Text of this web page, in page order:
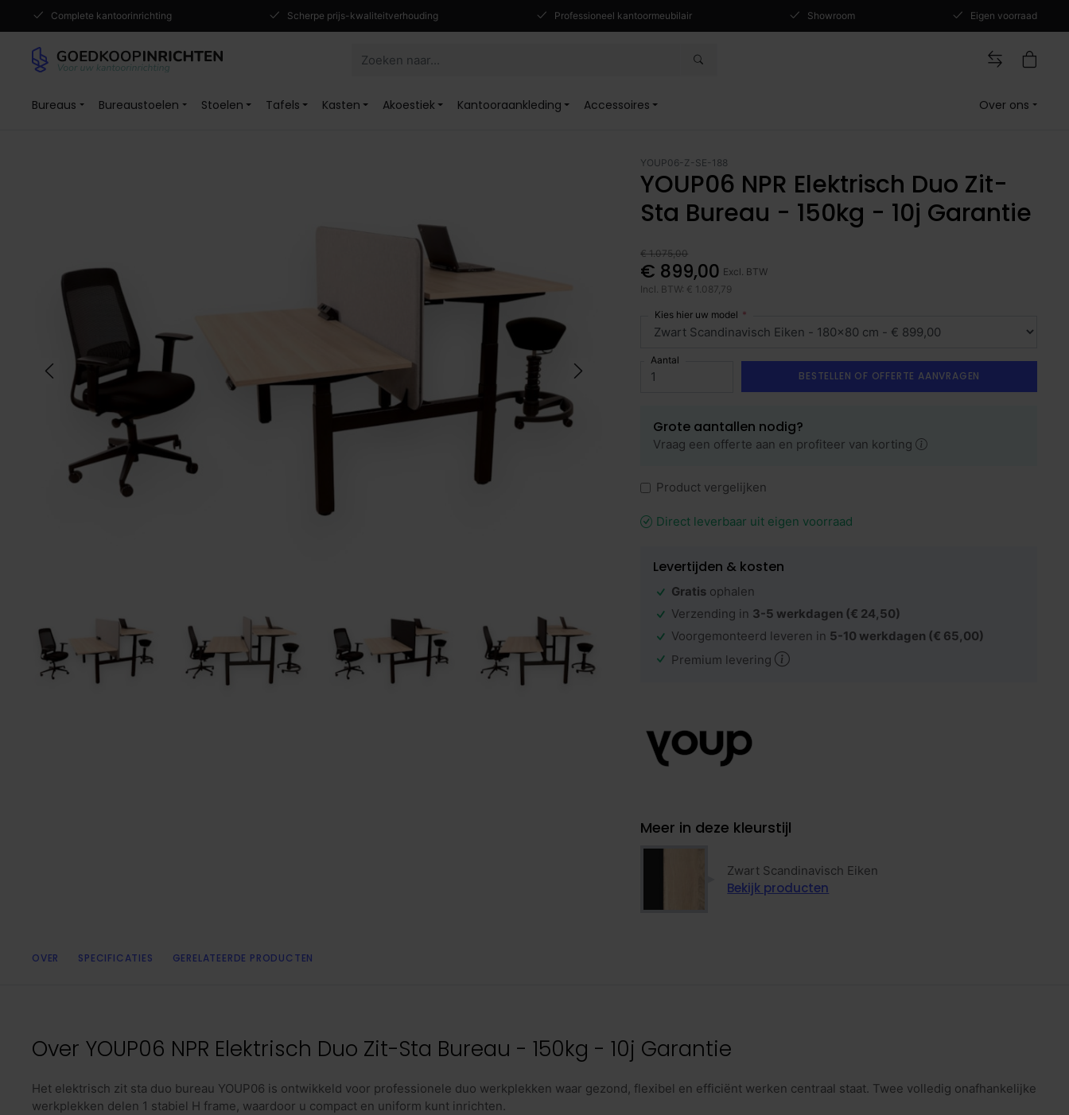
Complete kantoorinrichting Scherpe prijs-kwaliteitverhouding Professioneel kantoormeubilair Showroom Eigen voorraad
Bureaus Bureaustoelen Stoelen Tafels Kasten Akoestiek Kantooraankleding Accessoires Over ons
YOUP06-Z-SE-188
YOUP06 NPR Elektrisch Duo Zit-
Sta Bureau - 150kg - 10j Garantie
€ 1.075,00
€ 899,00 Excl. BTW
Incl. BTW: € 1.087,79
Kies hier uw model
Aantal
BESTELLEN OF OFFERTE AANVRAGEN
Grote aantallen nodig?
Vraag een offerte aan en profiteer van korting
Product vergelijken
Direct leverbaar uit eigen voorraad
Levertijden & kosten
Gratis ophalen
Verzending in 3-5 werkdagen (€ 24,50)
Voorgemonteerd leveren in 5-10 werkdagen (€ 65,00)
Premium levering
Meer in deze kleurstijl
Zwart Scandinavisch Eiken
Bekijk producten
OVER SPECIFICATIES GERELATEERDE PRODUCTEN
Over YOUP06 NPR Elektrisch Duo Zit-Sta Bureau - 150kg - 10j Garantie
Het elektrisch zit sta duo bureau YOUP06 is ontwikkeld voor professionele duo werkplekken waar gezond, flexibel en efficiënt werken centraal staat. Twee volledig onafhankelijke
werkplekken delen 1 stabiel H frame, waardoor u compact en uniform kunt inrichten.